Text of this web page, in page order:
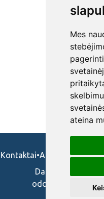
Mes
ateina
Kontaktai•Apie mus•
Darbo skelbimai ir
odontologams,